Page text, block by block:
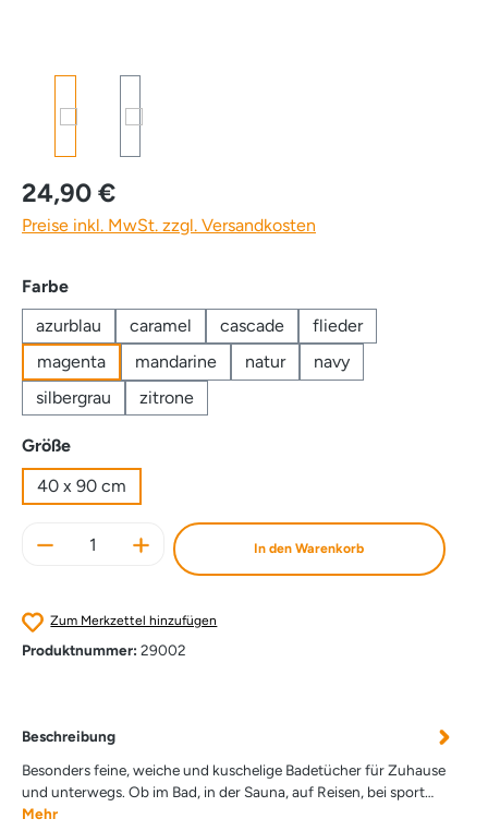
24,90 €
Preise inkl. MwSt. zzgl. Versandkosten
Farbeauswählen
azurblau
caramel cascade
flieder
magenta
mandarine natur
navy
silbergrau
zitrone
Größeauswählen
40 x 90 cm
Produkt Anzahl: Gib den gewünschten
In den Warenkorb
Zum Merkzettel hinzufügen
Produktnummer: 29002
Beschreibung
Besonders feine, weiche und kuschelige Badetücher für Zuhause
und unterwegs. Ob im Bad, in der Sauna, auf Reisen, bei sport…
Mehr